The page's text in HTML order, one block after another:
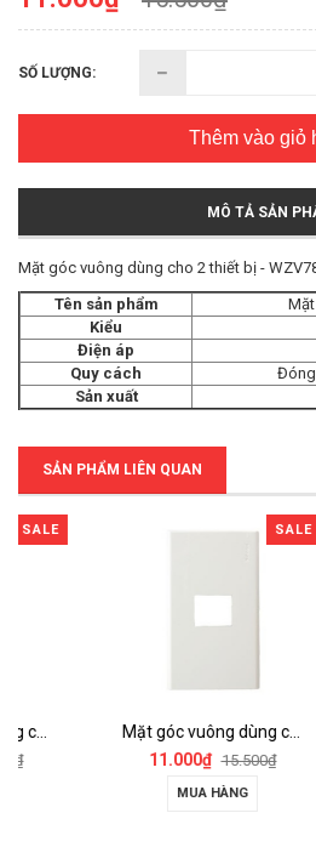
SỐ LƯỢNG:
Thêm vào giỏ
MÔ TẢ SẢN
Mặt góc vuông dùng cho 2 thiết bị -
Tên sản phẩm
Kiểu
Điện áp
Quy cách
Đóng
Sản xuất
SẢN PHẨM LIÊN QUAN
SALE
Mặt góc vuông dùng cho 1 thiết bị - WZV7841W
11.000₫
15.500₫
MUA HÀNG